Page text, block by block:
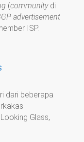
(communitydi
advertisement
ISP.
dari beberapa
Glass,